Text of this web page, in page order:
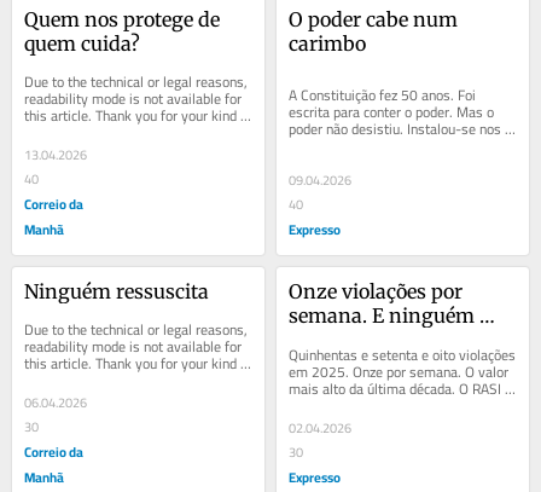
Quem nos protege de
quem cuida?
Due to the technical or legal reasons,
readability mode is not available for
this article. Thank you for your kind
13.04.2026
40
Correio da
Manhã
O poder cabe num
carimbo
A Constituição fez 50 anos. Foi
escrita para conter o poder. Mas o
poder não desistiu. Instalou-se nos
pequenos gestos, nas decisões que
09.04.2026
40
Expresso
Ninguém ressuscita
Due to the technical or legal reasons,
readability mode is not available for
this article. Thank you for your kind
06.04.2026
30
Correio da
Manhã
Onze violações por
semana. E ninguém
Quinhentas e setenta e oito violações
em 2025. Onze por semana. O valor
mais alto da última década. O RASI
Nenhuma...
02.04.2026
30
Expresso